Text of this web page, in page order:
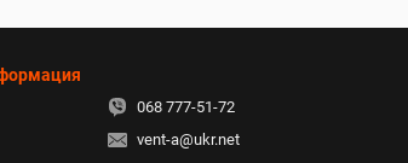
068 777-51-72
vent-a@ukr.net